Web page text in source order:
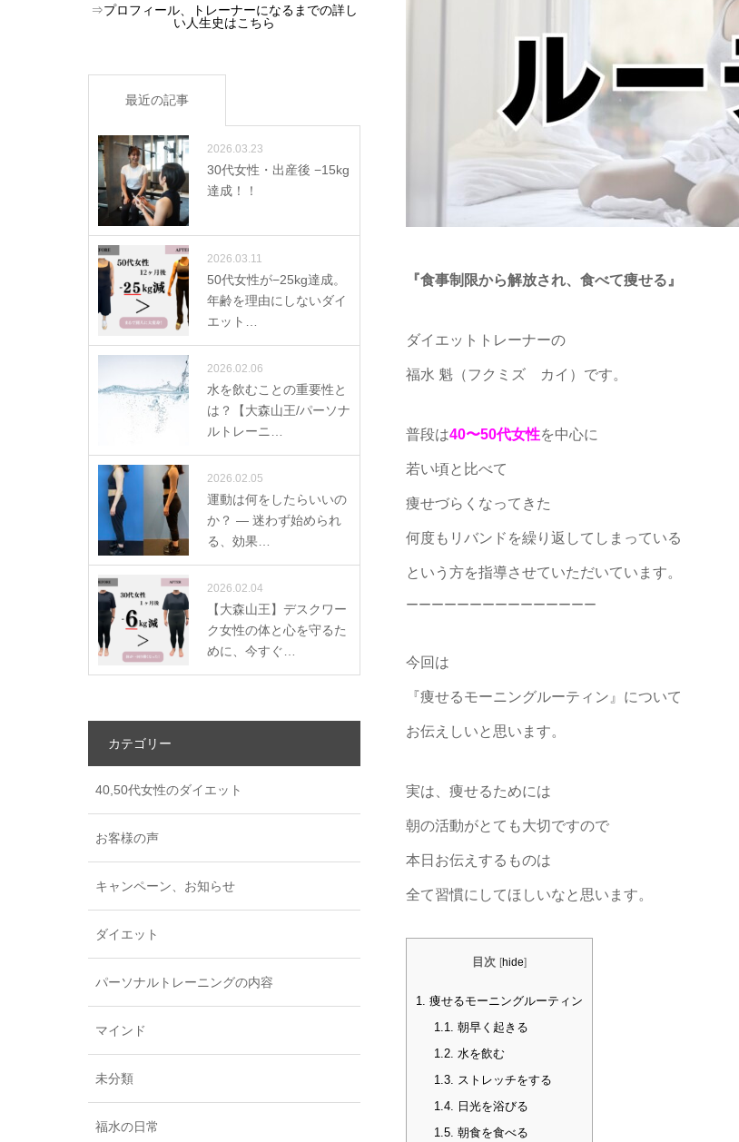
『食事制限から解放され、食べて痩せる』
ダイエットトレーナーの
福水 魁（フクミズ カイ）です。
普段は40〜50代女性を中心に
若い頃と比べて
痩せづらくなってきた
何度もリバンドを繰り返してしまっている
という方を指導させていただいています。
ーーーーーーーーーーーーーーー
今回は
『痩せるモーニングルーティン』について
お伝えしいと思います。
実は、痩せるためには
朝の活動がとても大切ですので
本日お伝えするものは
全て習慣にしてほしいなと思います。
目次 [hide]
1. 痩せるモーニングルーティン
1.1. 朝早く起きる
1.2. 水を飲む
1.3. ストレッチをする
1.4. 日光を浴びる
1.5. 朝食を食べる
⇒プロフィール、トレーナーになるまでの詳し
い人生史はこちら
最近の記事
2026.03.23
30代女性・出産後 −15kg
達成！！
2026.03.11
50代女性が−25kg達成。
年齢を理由にしないダイ
エット…
2026.02.06
水を飲むことの重要性と
は？【大森山王/パーソナ
ルトレーニ…
2026.02.05
運動は何をしたらいいの
か？ ― 迷わず始められ
る、効果…
2026.02.04
【大森山王】デスクワー
ク女性の体と心を守るた
めに、今すぐ…
カテゴリー
40,50代女性のダイエット
お客様の声
キャンペーン、お知らせ
ダイエット
パーソナルトレーニングの内容
マインド
未分類
福水の日常